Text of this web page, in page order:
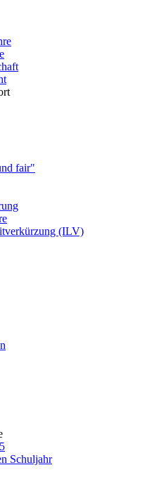
fair"
(ILV)
Schuljahr